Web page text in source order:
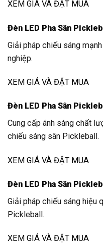
XEM GIÁ VÀ ĐẶT MUA
Đèn LED Pha Sân
Giải pháp chiếu sáng
nghiệp.
XEM GIÁ VÀ ĐẶT MUA
Đèn LED Pha Sân
Cung cấp ánh sáng chất
chiếu sáng sân Pickleball.
XEM GIÁ VÀ ĐẶT MUA
Đèn LED Pha Sân
Giải pháp chiếu sáng hiệu
Pickleball.
XEM GIÁ VÀ ĐẶT MUA